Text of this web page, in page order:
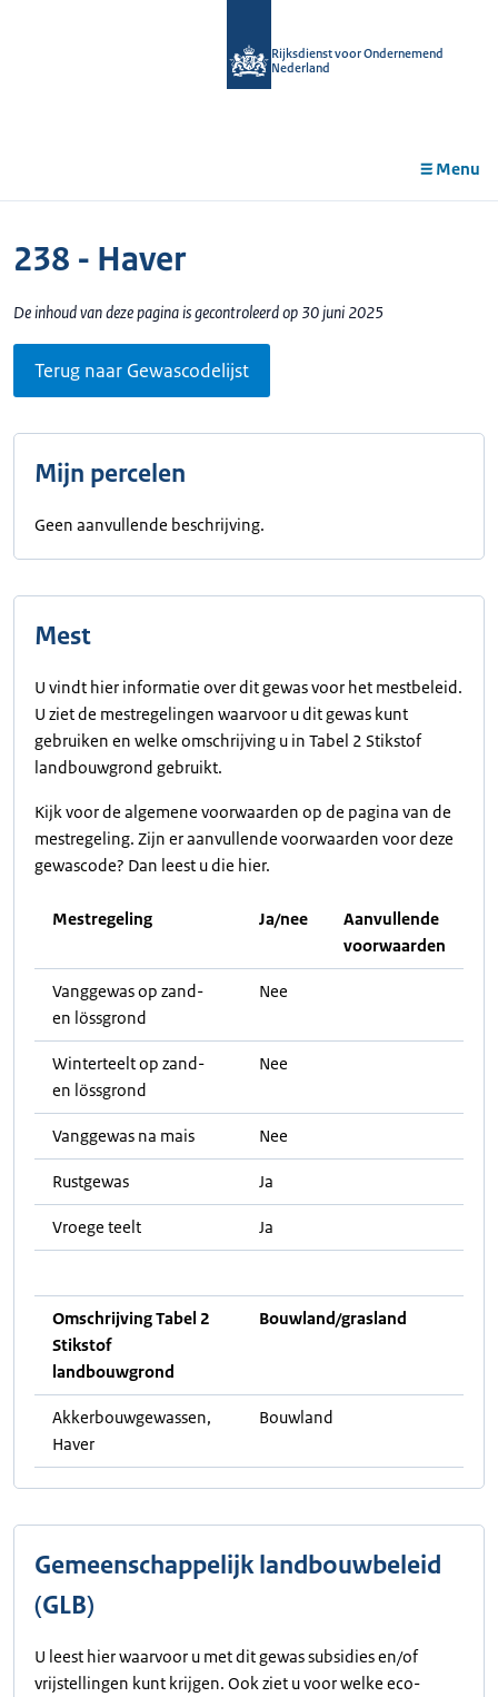
Rijksdienst voor Ondernemend
Nederland
Menu
238 - Haver
De inhoud van deze pagina is gecontroleerd op 30 juni 2025
Terug naar Gewascodelijst
Mijn percelen
Geen aanvullende beschrijving.
Mest
U vindt hier informatie over dit gewas voor het mestbeleid.
U ziet de mestregelingen waarvoor u dit gewas kunt
gebruiken en welke omschrijving u in Tabel 2 Stikstof
landbouwgrond gebruikt.
Kijk voor de algemene voorwaarden op de pagina van de
mestregeling. Zijn er aanvullende voorwaarden voor deze
gewascode? Dan leest u die hier.
Mestregeling Ja/nee
Aanvullende
voorwaarden
Vanggewas op zand-
en lössgrond
Nee
Winterteelt op zand-
en lössgrond
Nee
Vanggewas na mais Nee
Rustgewas Ja
Vroege teelt Ja
Omschrijving Tabel 2
Stikstof
landbouwgrond
Bouwland/grasland
Akkerbouwgewassen,
Haver
Bouwland
Gemeenschappelijk landbouwbeleid
(GLB)
U leest hier waarvoor u met dit gewas subsidies en/of
vrijstellingen kunt krijgen. Ook ziet u voor welke eco-